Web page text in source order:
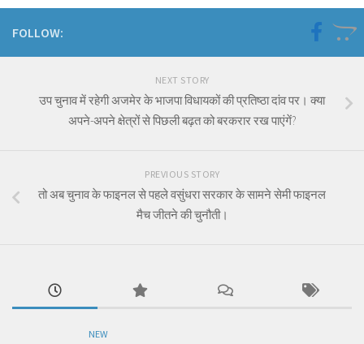
FOLLOW:
NEXT STORY
उप चुनाव में रहेगी अजमेर के भाजपा विधायकों की प्रतिष्ठा दांव पर। क्या
अपने-अपने क्षेत्रों से पिछली बढ़त को बरकरार रख पाएंगें?
PREVIOUS STORY
तो अब चुनाव के फाइनल से पहले वसुंधरा सरकार के सामने सेमी फाइनल
मैच जीतने की चुनौती।
NEW